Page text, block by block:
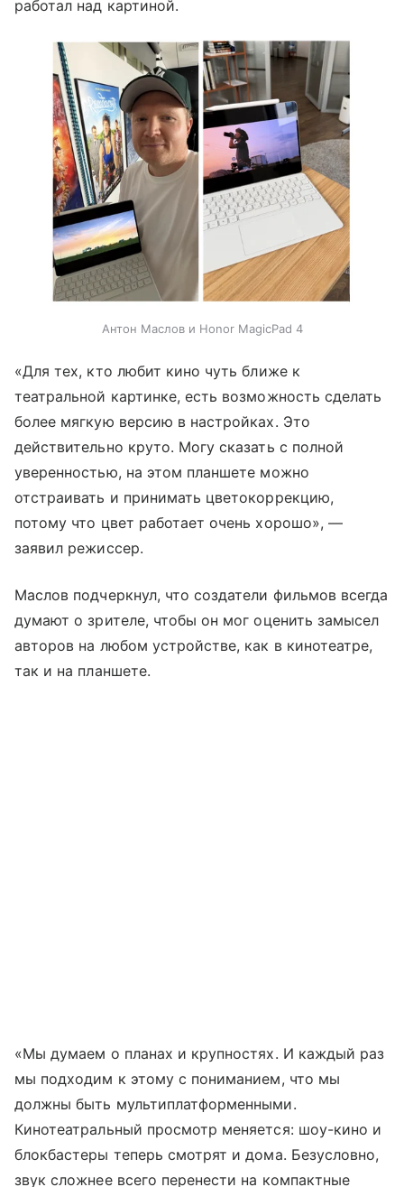
работал над картиной.
Антон Маслов и Honor MagicPad 4
«Для тех, кто любит кино чуть ближе к
театральной картинке, есть возможность сделать
более мягкую версию в настройках. Это
действительно круто. Могу сказать с полной
уверенностью, на этом планшете можно
отстраивать и принимать цветокоррекцию,
потому что цвет работает очень хорошо», —
заявил режиссер.
Маслов подчеркнул, что создатели фильмов всегда
думают о зрителе, чтобы он мог оценить замысел
авторов на любом устройстве, как в кинотеатре,
так и на планшете.
«Мы думаем о планах и крупностях. И каждый раз
мы подходим к этому с пониманием, что мы
должны быть мультиплатформенными.
Кинотеатральный просмотр меняется: шоу-кино и
блокбастеры теперь смотрят и дома. Безусловно,
звук сложнее всего перенести на компактные